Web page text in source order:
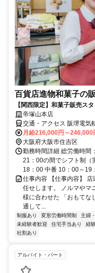
百貨店進物和菓子の
【関西限定】和菓子販売
帝塚山本店
交通・アクセス 阪堺電気
山駅より徒歩１０分
月給216,000円～246,000
大阪府大阪市住吉区
勤務時間詳細 総労働時間
21：00の間でシフト制（
18：00 中番 10：00～19
仕事内容 【仕事内容】
任せします。 ノルマやマ
様に合わせた 「おもてな
通して...
制服あり 変形労働時間制 主婦
未経験者歓迎
住宅手当あり 経
社割あり
アルバイト・パート